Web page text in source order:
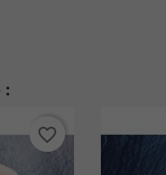
favorite_border